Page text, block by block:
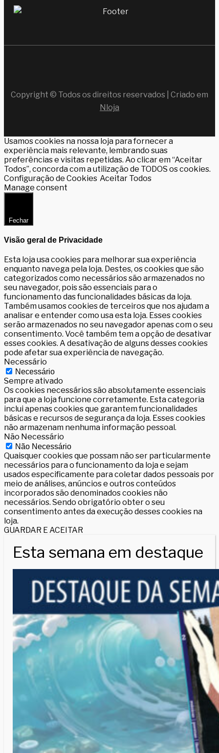
Copyright © Todos os direitos reservados | Criado em
Nloja
Usamos cookies na nossa loja para fornecer a
experiência mais relevante, lembrando suas
preferências e visitas repetidas. Ao clicar em “Aceitar
Todos”, concorda com a utilização de TODOS os cookies.
Configuração de Cookies Aceitar Todos
Manage consent
Fechar
Visão geral de Privacidade
Esta loja usa cookies para melhorar sua experiência
enquanto navega pela loja. Destes, os cookies que são
categorizados como necessários são armazenados no
seu navegador, pois são essenciais para o
funcionamento das funcionalidades básicas da loja.
Também usamos cookies de terceiros que nos ajudam a
analisar e entender como usa esta loja. Esses cookies
serão armazenados no seu navegador apenas com o seu
consentimento. Você também tem a opção de desativar
esses cookies. A desativação de alguns desses cookies
pode afetar sua experiência de navegação.
Necessário
Necessário
Sempre ativado
Os cookies necessários são absolutamente essenciais
para que a loja funcione corretamente. Esta categoria
inclui apenas cookies que garantem funcionalidades
básicas e recursos de segurança da loja. Esses cookies
não armazenam nenhuma informação pessoal.
Não Necessário
Não Necessário
Quaisquer cookies que possam não ser particularmente
necessários para o funcionamento da loja e sejam
usados especificamente para coletar dados pessoais por
meio de análises, anúncios e outros conteúdos
incorporados são denominados cookies não
necessários. Sendo obrigatório obter o seu
consentimento antes da execução desses cookies na
loja.
GUARDAR E ACEITAR
Esta semana em destaque